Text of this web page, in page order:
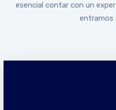
esencial contar con un
entramos